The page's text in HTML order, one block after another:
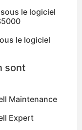
le logiciel
le logiciel
sont
Maintenance
Expert